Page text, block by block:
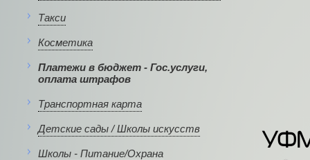
Такси
Косметика
Платежи в бюджет - Гос.услуги,
оплата штрафов
Транспортная карта
Детские сады / Школы искусств
Школы - Питание/Охрана